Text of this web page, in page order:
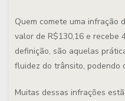
Quem comete uma infração
valor de R$130,16 e recebe
definição, são aquelas
fluidez do trânsito, podendo
Muitas dessas infrações